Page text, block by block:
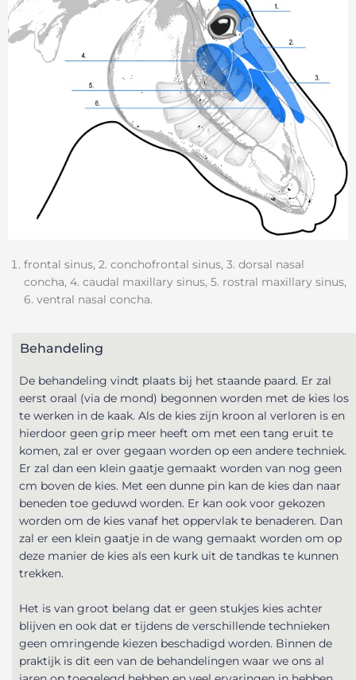
frontal sinus, 2. conchofrontal sinus, 3. dorsal nasal
concha, 4. caudal maxillary sinus, 5. rostral maxillary sinus,
6. ventral nasal concha.
Behandeling
De behandeling vindt plaats bij het staande paard. Er zal
eerst oraal (via de mond) begonnen worden met de kies los
te werken in de kaak. Als de kies zijn kroon al verloren is en
hierdoor geen grip meer heeft om met een tang eruit te
komen, zal er over gegaan worden op een andere techniek.
Er zal dan een klein gaatje gemaakt worden van nog geen
cm boven de kies. Met een dunne pin kan de kies dan naar
beneden toe geduwd worden. Er kan ook voor gekozen
worden om de kies vanaf het oppervlak te benaderen. Dan
zal er een klein gaatje in de wang gemaakt worden om op
deze manier de kies als een kurk uit de tandkas te kunnen
trekken.
Het is van groot belang dat er geen stukjes kies achter
blijven en ook dat er tijdens de verschillende technieken
geen omringende kiezen beschadigd worden. Binnen de
praktijk is dit een van de behandelingen waar we ons al